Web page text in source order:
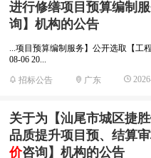
进行修缮项目预算编制
询】机构的公告
...项目预算编制服务】公开选取【工
08-06 20...
招标公告 广东
关于为【汕尾市城区捷
品质提升项目预、结算
价咨询】机构的公告